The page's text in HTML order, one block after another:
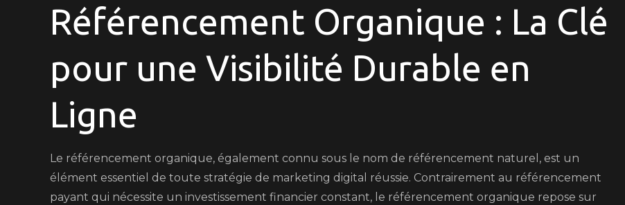
Visibilité
Ligne
avec
Référencement Organique : La Clé
pour une Visibilité Durable en
Ligne
Le référencement organique, également connu sous le nom de référencement naturel, est un
élément essentiel de toute stratégie de marketing digital réussie. Contrairement au référencement
payant qui nécessite un investissement financier constant, le référencement organique repose sur